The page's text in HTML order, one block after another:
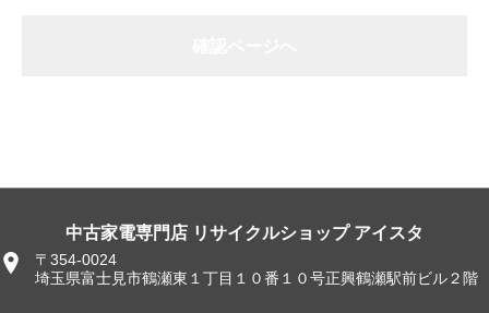
中古家電専門店 リサイクルショップ アイスタ
〒354-0024
埼玉県富士見市鶴瀬東１丁目１０番１０号正興鶴瀬駅前ビル２階